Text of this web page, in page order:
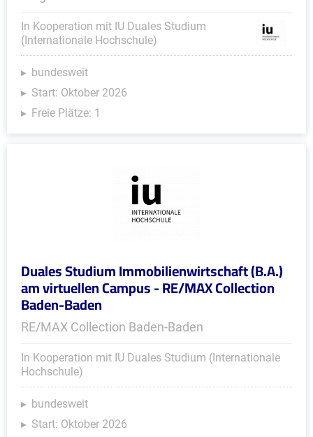
In Kooperation mit IU Duales Studium
(Internationale Hochschule)
bundesweit
Start: Oktober 2026
Freie Plätze: 1
Duales Studium Immobilienwirtschaft (B.A.)
am virtuellen Campus - RE/MAX Collection
Baden-Baden
RE/MAX Collection Baden-Baden
In Kooperation mit IU Duales Studium (Internationale
Hochschule)
bundesweit
Start: Oktober 2026